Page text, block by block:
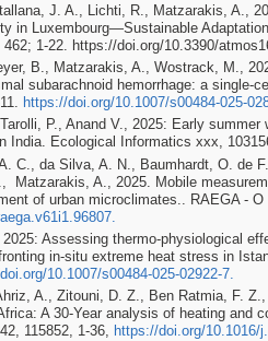
J. A., Lichti, R., Matzarakis, A.,
in Luxembourg—Sustainable
1-22. https://doi.org/10.3390/
B., Matzarakis, A., Wostrack, M.,
subarachnoid hemorrhage: a single-
https://doi.org/10.1007/s00484-025-
P., Anand V., 2025: Early summer
India. Ecological Informatics xxx,
C., da Silva, A. N., Baumhardt, O. de
Matzarakis, A., 2025. Mobile
of urban microclimates.. RAEGA -
Assessing thermo-physiological
in-situ extreme heat stress in
10.1007/s00484-025-02922-7
A., Zitouni, D. Z., Ben Ratmia, F.
A 30-Year analysis of heating and
115852, 1-36, https://doi.org/10.1016/